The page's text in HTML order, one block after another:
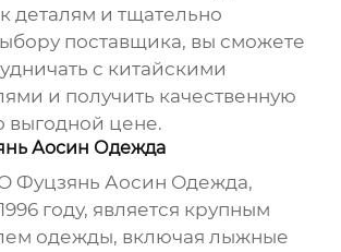
деталям и тщательно
поставщика, вы сможете
с китайскими
и получить качественную
выгодной цене.
Аосин Одежда
Фуцзянь Аосин Одежда,
году, является крупным
одежды, включая лыжные